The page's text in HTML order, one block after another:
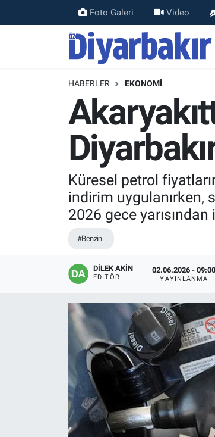
Foto Galeri Video
HABERLER EKONOMİ
Küresel petrol
indirim uygulanırken,
2026 gece
#Benzin
DİLEK AKİN
EDITÖR
02.06.2026 - 09:00
YAYINLANMA
RESMİ İLANLAR
DİYARBAKIR
EKONOMİ
ÖZEL HABER
SAĞLIK
Nöbetçi Eczaneler
Namaz Vakitleri
Trafik Durumu
Süper Lig Puan Durumu ve Fikstür
Tüm Manşetler